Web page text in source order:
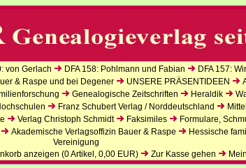
von Gerlach DFA 158: Pohlmann und Fabian
DFA 157:
& Raspe und bei Degener UNSERE PRÄSENTIDEEN
Genealogische Zeitschriften Heraldik
Franz Schubert Verlag / Norddeutschland
Verlag Christoph Schmidt Faksimiles
Formulare,
Akademische Verlagsoffizin Bauer & Raspe
Hessische
Vereinigung
anzeigen (0Artikel, 0,00 EUR) Zur Kasse gehen